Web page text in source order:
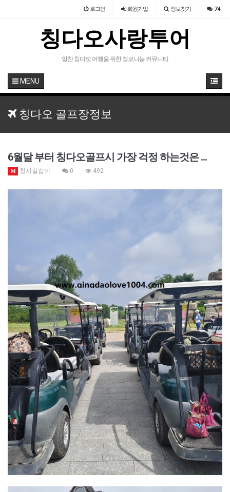
로그인 회원가입 정보찾기 74
칭다오사랑투어
알찬 칭다오 여행을 위한 정보나눔 커뮤니티
MENU
칭다오 골프장정보
6월달 부터 칭다오골프시 가장 걱정 하는것은 ...
M 칭사길잡이 0 492